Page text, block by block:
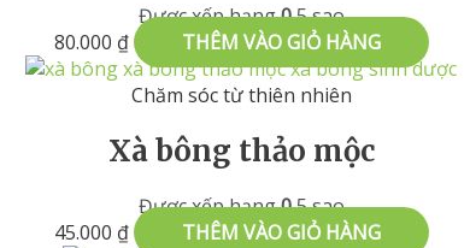
Được xếp hạng05 sao
80.000 ₫
THÊM VÀO GIỎ HÀNG
Chăm sóc từ thiên nhiên
Xà bông thảo mộc
Được xếp hạng05 sao
45.000 ₫
THÊM VÀO GIỎ HÀNG